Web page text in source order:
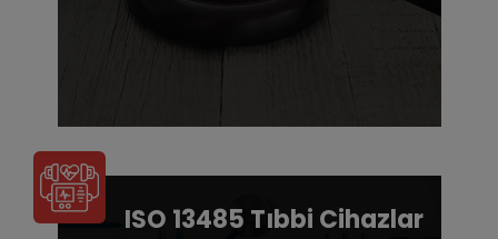
ISO 13485 Tıbbi Cihazlar